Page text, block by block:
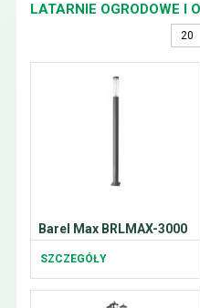
LATARNIE OGRODOWE I
Barel Max BRLMAX-3000
SZCZEGÓŁY